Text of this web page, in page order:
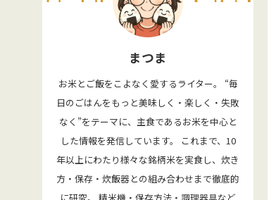
まつま
お米とご飯をこよなく愛するライター。 “毎
日のごはんをもっと美味しく・楽しく・失敗
なく”をテーマに、主食であるお米を中心と
した情報を発信しています。 これまで、10
年以上にわたり様々な銘柄米を実食し、炊き
方・保存・炊飯器との組み合わせまで徹底的